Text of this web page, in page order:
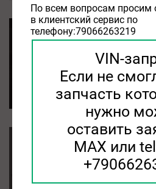
воздушный фильтр
фильтр воздушный
По всем вопросам просим
в клиентский сервис по
телефону:79066263219
VIN-
Если не
запчасть
нужно
оставить
MAX или